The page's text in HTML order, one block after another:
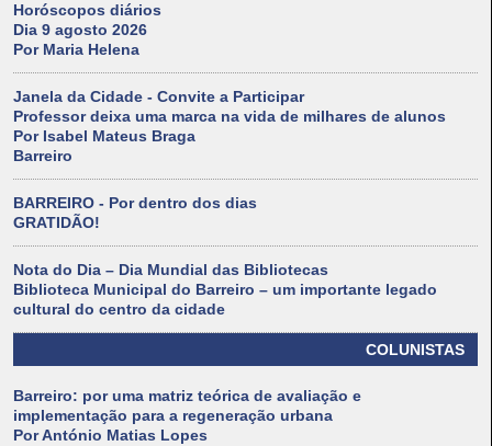
Horóscopos diários
Dia 9 agosto 2026
Por Maria Helena
Janela da Cidade - Convite a Participar
Professor deixa uma marca na vida de milhares de alunos
Por Isabel Mateus Braga
Barreiro
BARREIRO - Por dentro dos dias
GRATIDÃO!
Nota do Dia – Dia Mundial das Bibliotecas
Biblioteca Municipal do Barreiro – um importante legado
cultural do centro da cidade
COLUNISTAS
Barreiro: por uma matriz teórica de avaliação e
implementação para a regeneração urbana
Por António Matias Lopes